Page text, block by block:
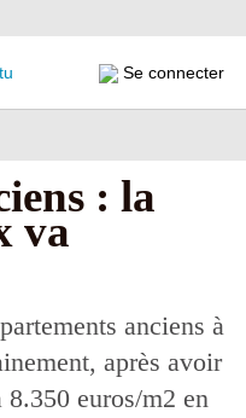
Se connecter
: la
va
anciens à
après avoir
euros/m2 en